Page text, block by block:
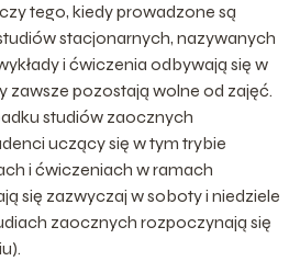
tego, kiedy prowadzone są
stacjonarnych, nazywanych
i ćwiczenia odbywają się w
zawsze pozostają wolne od zajęć.
studiów zaocznych
uczący się w tym trybie
i ćwiczeniach w ramach
się zazwyczaj w soboty i niedziele
zaocznych rozpoczynają się